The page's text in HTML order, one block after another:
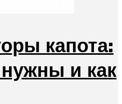
капота:
и как